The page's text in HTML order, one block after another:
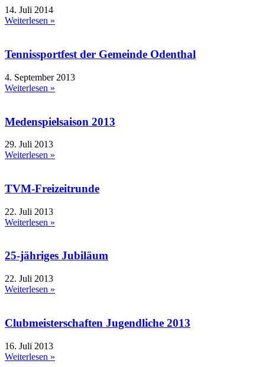
14. Juli 2014
Weiterlesen »
Tennissportfest der Gemeinde Odenthal
4. September 2013
Weiterlesen »
Medenspielsaison 2013
29. Juli 2013
Weiterlesen »
TVM-Freizeitrunde
22. Juli 2013
Weiterlesen »
25-jähriges Jubiläum
22. Juli 2013
Weiterlesen »
Clubmeisterschaften Jugendliche 2013
16. Juli 2013
Weiterlesen »